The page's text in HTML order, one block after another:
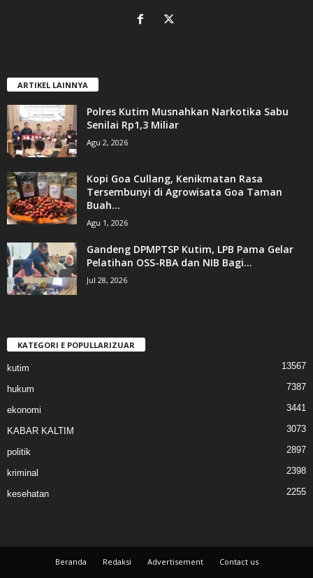
ARTIKEL LAINNYA
Polres Kutim Musnahkan Narkotika Sabu
Senilai Rp1,3 Miliar
Agu 2, 2026
Kopi Goa Cullang, Kenikmatan Rasa
Tersembunyi di Agrowisata Goa Taman
Buah...
Agu 1, 2026
Gandeng DPMPTSP Kutim, LPB Pama Gelar
Pelatihan OSS-RBA dan NIB Bagi...
Jul 28, 2026
KATEGORI E POPULLARIZUAR
kutim 13567
hukum 7387
ekonomi 3441
KABAR KALTIM 3073
politik 2897
kriminal 2398
kesehatan 2255
Beranda Redaksi Advertisement
Contact us